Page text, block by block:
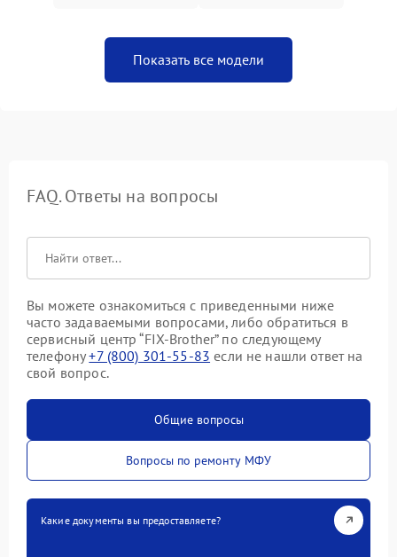
Показать все модели
FAQ. Ответы на вопросы
Вы можете ознакомиться с приведенными ниже
часто задаваемыми вопросами, либо обратиться в
сервисный центр “FIX-Brother” по следующему
телефону+7 (800) 301-55-83 если не нашли ответ на
свой вопрос.
Общие вопросы
Вопросы по ремонту МФУ
Какие документы вы предоставляете?